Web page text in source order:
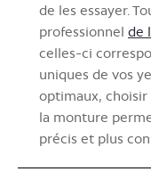
de les essayer.
professionnel de
celles-ci
uniques de vos
optimaux,
la monture
précis et plus